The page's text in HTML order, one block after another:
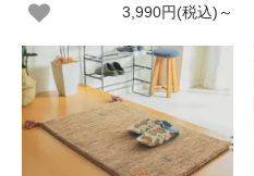
3,990円(税込)～